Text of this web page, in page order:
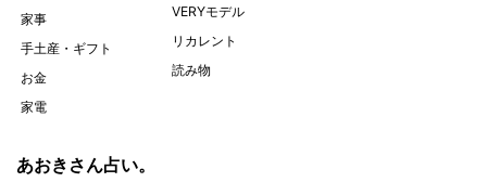
家事
手土産・ギフト
お金
家電
VERYモデル
リカレント
読み物
あおきさん占い。